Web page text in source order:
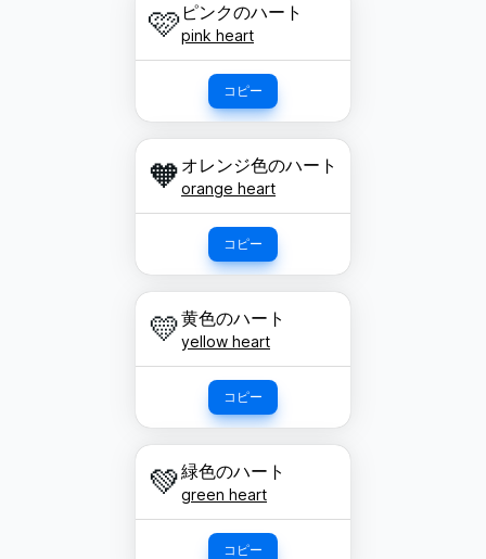
🩷 ピンクのハート
pink heart
コピー
🧡 オレンジ色のハート
orange heart
コピー
💛黄色のハート
yellow heart
コピー
💚緑色のハート
green heart
コピー